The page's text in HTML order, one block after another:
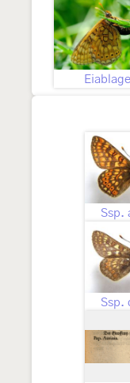
Eiablage
Ssp.
Ssp.